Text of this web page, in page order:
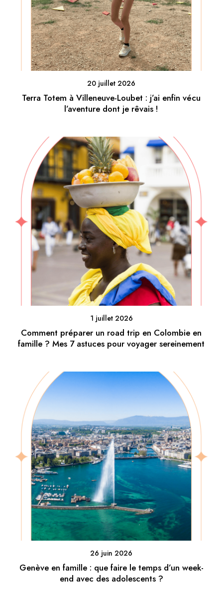
20 juillet 2026
Terra Totem à Villeneuve-Loubet : j’ai enfin vécu
l’aventure dont je rêvais !
1 juillet 2026
Comment préparer un road trip en Colombie en
famille ? Mes 7 astuces pour voyager sereinement
26 juin 2026
Genève en famille : que faire le temps d’un week-
end avec des adolescents ?